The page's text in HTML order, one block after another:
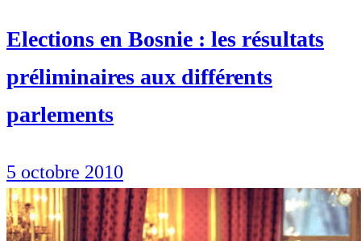
Elections en Bosnie : les résultats
préliminaires aux différents
parlements
5 octobre 2010